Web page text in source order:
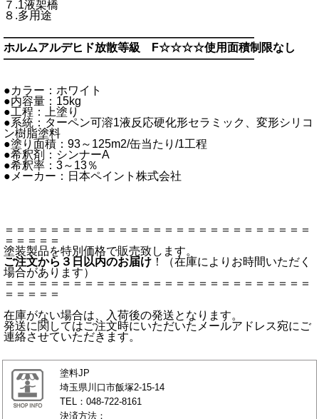
７.1液架橋
８.多用途
――――――――――――――――――――――
ホルムアルデヒド放散等級 F☆☆☆☆使用面積制限なし
――――――――――――――――――――――
●カラー：ホワイト
●内容量：15kg
●工程：上塗り
●系統：ターペン可溶1液反応硬化形セラミック、変形シリコ
ン樹脂塗料
●塗り面積：93～125m2/缶当たり/1工程
●希釈剤：シンナーA
●希釈率：3～13％
●メーカー：日本ペイント株式会社
＝＝＝＝＝＝＝＝＝＝＝＝＝＝＝＝＝＝＝＝＝＝＝＝＝＝＝
＝＝＝＝＝
塗装製品を特別価格で販売致します。
ご注文から３日以内のお届け ！（在庫によりお時間いただく
場合があります）
＝＝＝＝＝＝＝＝＝＝＝＝＝＝＝＝＝＝＝＝＝＝＝＝＝＝＝
＝＝＝＝＝
在庫がない場合は、入荷後の発送となります。
発送に関してはご注文時にいただいたメールアドレス宛にご
連絡させていただきます。
塗料JP
埼玉県川口市飯塚2-15-14
TEL：048-722-8161
決済方法：